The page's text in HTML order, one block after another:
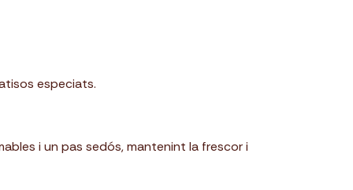
especiats.
i un pas sedós, mantenint la frescor i